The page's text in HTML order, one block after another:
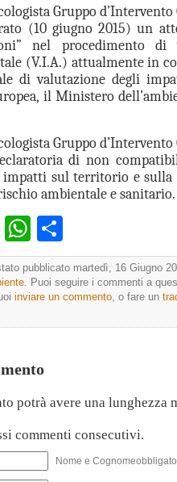
Gruppo
(10 giugno 2015) un
nel procedimento di
(V.I.A.) attualmente in
di valutazione degli
il Ministero
Gruppo
di non
impatti sul territorio e sulla
ambientale e sanitario.
EmailWhatsApp
pubblicato martedì, 16 Giugno
. Puoi seguire i commenti a
inviare un commento , o fare un
potrà avere una lunghezza
commenti consecutivi.
Nome e